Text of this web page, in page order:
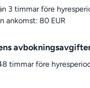
3 timmar före
ankomst: 80 EUR
timmar före